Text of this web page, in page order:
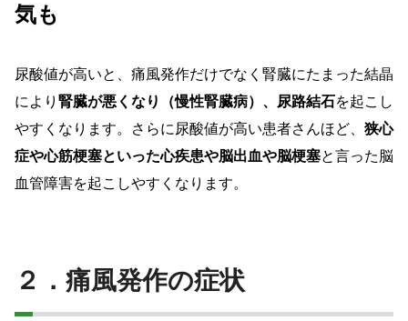
気も
尿酸値が高いと、痛風発作だけでなく腎臓にたまった結晶
により 腎臓が悪くなり（慢性腎臓病）、尿路結石を起こし
やすくなります。さらに尿酸値が高い患者さんほど、 狭心
症や心筋梗塞といった心疾患や脳出血や脳梗塞と言った脳
血管障害を起こしやすくなります。
２．痛風発作の症状